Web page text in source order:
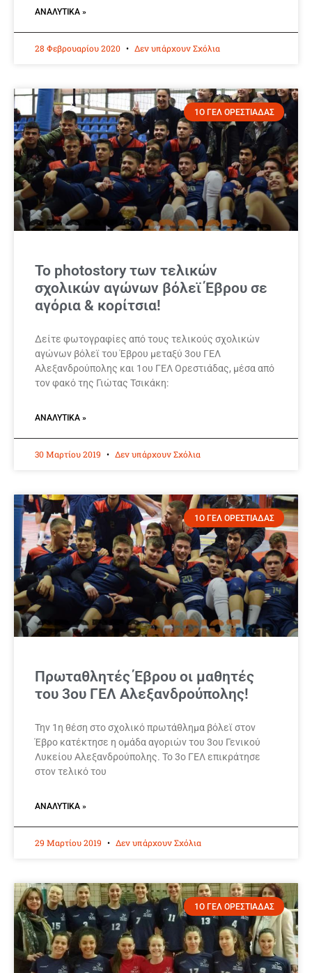
ΑΝΑΛΥΤΙΚΆ »
28 Φεβρουαρίου 2020 Δεν υπάρχουν Σχόλια
1Ο ΓΕΛ ΟΡΕΣΤΙΑΔΑΣ
Το photostory των τελικών
σχολικών αγώνων βόλεϊ Έβρου σε
αγόρια & κορίτσια!
Δείτε φωτογραφίες από τους τελικούς σχολικών
αγώνων βόλεϊ του Έβρου μεταξύ 3ου ΓΕΛ
Αλεξανδρούπολης και 1ου ΓΕΛ Ορεστιάδας, μέσα από
τον φακό της Γιώτας Τσικάκη:
ΑΝΑΛΥΤΙΚΆ »
30 Μαρτίου 2019 Δεν υπάρχουν Σχόλια
1Ο ΓΕΛ ΟΡΕΣΤΙΑΔΑΣ
Πρωταθλητές Έβρου οι μαθητές
του 3ου ΓΕΛ Αλεξανδρούπολης!
Την 1η θέση στο σχολικό πρωτάθλημα βόλεϊ στον
Έβρο κατέκτησε η ομάδα αγοριών του 3ου Γενικού
Λυκείου Αλεξανδρούπολης. Το 3ο ΓΕΛ επικράτησε
στον τελικό του
ΑΝΑΛΥΤΙΚΆ »
29 Μαρτίου 2019 Δεν υπάρχουν Σχόλια
1Ο ΓΕΛ ΟΡΕΣΤΙΑΔΑΣ